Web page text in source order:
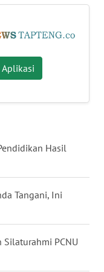
Hasil
Tangani, Ini
PCNU